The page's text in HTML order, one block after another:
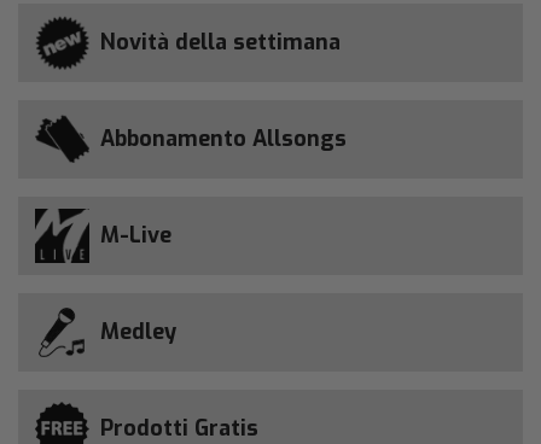
Novità della settimana
Abbonamento Allsongs
M-Live
Medley
Prodotti Gratis